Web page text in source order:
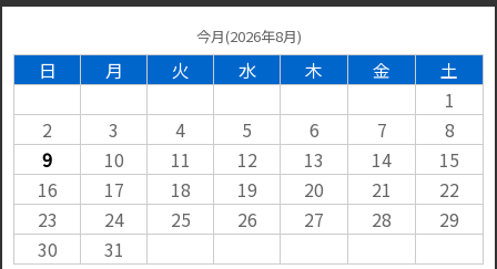
今月(2026年8月)
日 月 火 水 木 金
土
1
2
3 4 5 6 7
8
9
10 11 12 13 14
15
16
17 18 19 20 21
22
23
24 25 26 27 28
29
30
31